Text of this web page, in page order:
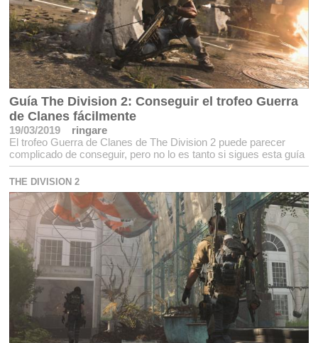
Guía The Division 2: Conseguir el trofeo Guerra
de Clanes fácilmente
19/03/2019
ringare
El trofeo Guerra de Clanes de The Division 2 puede parecer
complicado de conseguir, pero no lo es tanto si sigues esta guía
THE DIVISION 2